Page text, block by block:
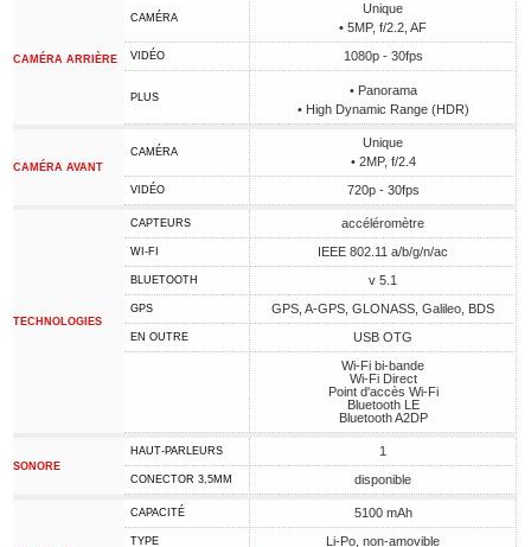
CAMÉRA ARRIÈRE
CAMÉRA
Unique
• 5MP, f/2.2, AF
VIDÉO 1080p - 30fps
PLUS
• Panorama
• High Dynamic Range (HDR)
CAMÉRA AVANT
CAMÉRA
Unique
• 2MP, f/2.4
VIDÉO 720p - 30fps
TECHNOLOGIES
CAPTEURS accéléromètre
WI-FI IEEE 802.11 a/b/g/n/ac
BLUETOOTH v 5.1
GPS GPS, A-GPS, GLONASS, Galileo, BDS
EN OUTRE
USB OTG
Wi-Fi bi-bande
Wi-Fi Direct
Point d'accès Wi-Fi
Bluetooth LE
Bluetooth A2DP
SONORE
HAUT-PARLEURS 1
CONECTOR 3,5MM disponible
CAPACITÉ 5100 mAh
TYPE Li-Po, non-amovible